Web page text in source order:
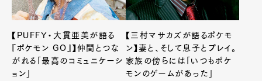
【PUFFY・大貫亜美が語る
『ポケモン GO』】仲間とつな
がれる「最高のコミュニケーシ
ョン」
【三村マサカズが語るポケモ
ン】妻と、そして息子とプレイ。
家族の傍らには「いつもポケ
モンのゲームがあった」